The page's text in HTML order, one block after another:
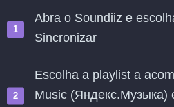
Abra o Soundiiz e
Sincronizar
Escolha a playlist a
Music (Яндекс.Музыка)